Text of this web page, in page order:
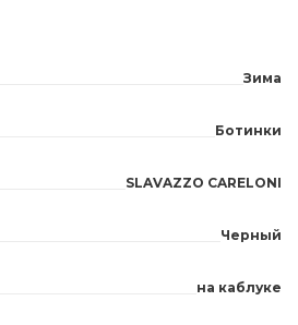
Зима
Ботинки
SLAVAZZO CARELONI
Черный
на каблуке